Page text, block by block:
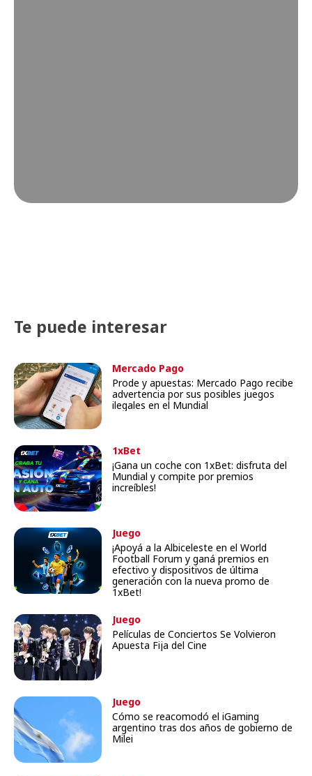
Te puede interesar
Mercado Pago
Prode y apuestas: Mercado Pago recibe
advertencia por sus posibles juegos
ilegales en el Mundial
1xBet
¡Gana un coche con 1xBet: disfruta del
Mundial y compite por premios
increíbles!
Juego
¡Apoyá a la Albiceleste en el World
Football Forum y ganá premios en
efectivo y dispositivos de última
generación con la nueva promo de
1xBet!
Juego
Películas de Conciertos Se Volvieron
Apuesta Fija del Cine
Juego
Cómo se reacomodó el iGaming
argentino tras dos años de gobierno de
Milei